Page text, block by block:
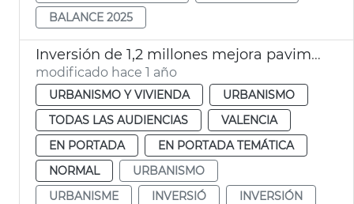
BALANCE 2025
Inversión de 1,2 millones mejora pavimento calles y caminos València y pedanías
modificado hace 1 año
URBANISMO Y VIVIENDA
URBANISMO
TODAS LAS AUDIENCIAS
VALENCIA
EN PORTADA
EN PORTADA TEMÁTICA
NORMAL
URBANISMO
URBANISME
INVERSIÓ
INVERSIÓN